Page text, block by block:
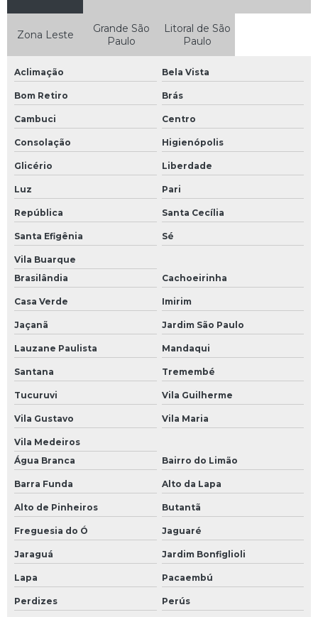
Zona Leste
Grande São
Paulo
Litoral de São
Paulo
Aclimação Bela Vista
Bom Retiro Brás
Cambuci Centro
Consolação Higienópolis
Glicério Liberdade
Luz Pari
República Santa Cecília
Santa Efigênia Sé
Vila Buarque
Brasilândia
Cachoeirinha
Casa Verde Imirim
Jaçanã Jardim São Paulo
Lauzane Paulista Mandaqui
Santana Tremembé
Tucuruvi Vila Guilherme
Vila Gustavo Vila Maria
Vila Medeiros
Água Branca
Bairro do Limão
Barra Funda Alto da Lapa
Alto de Pinheiros Butantã
Freguesia do Ó Jaguaré
Jaraguá Jardim Bonfiglioli
Lapa Pacaembú
Perdizes Perús